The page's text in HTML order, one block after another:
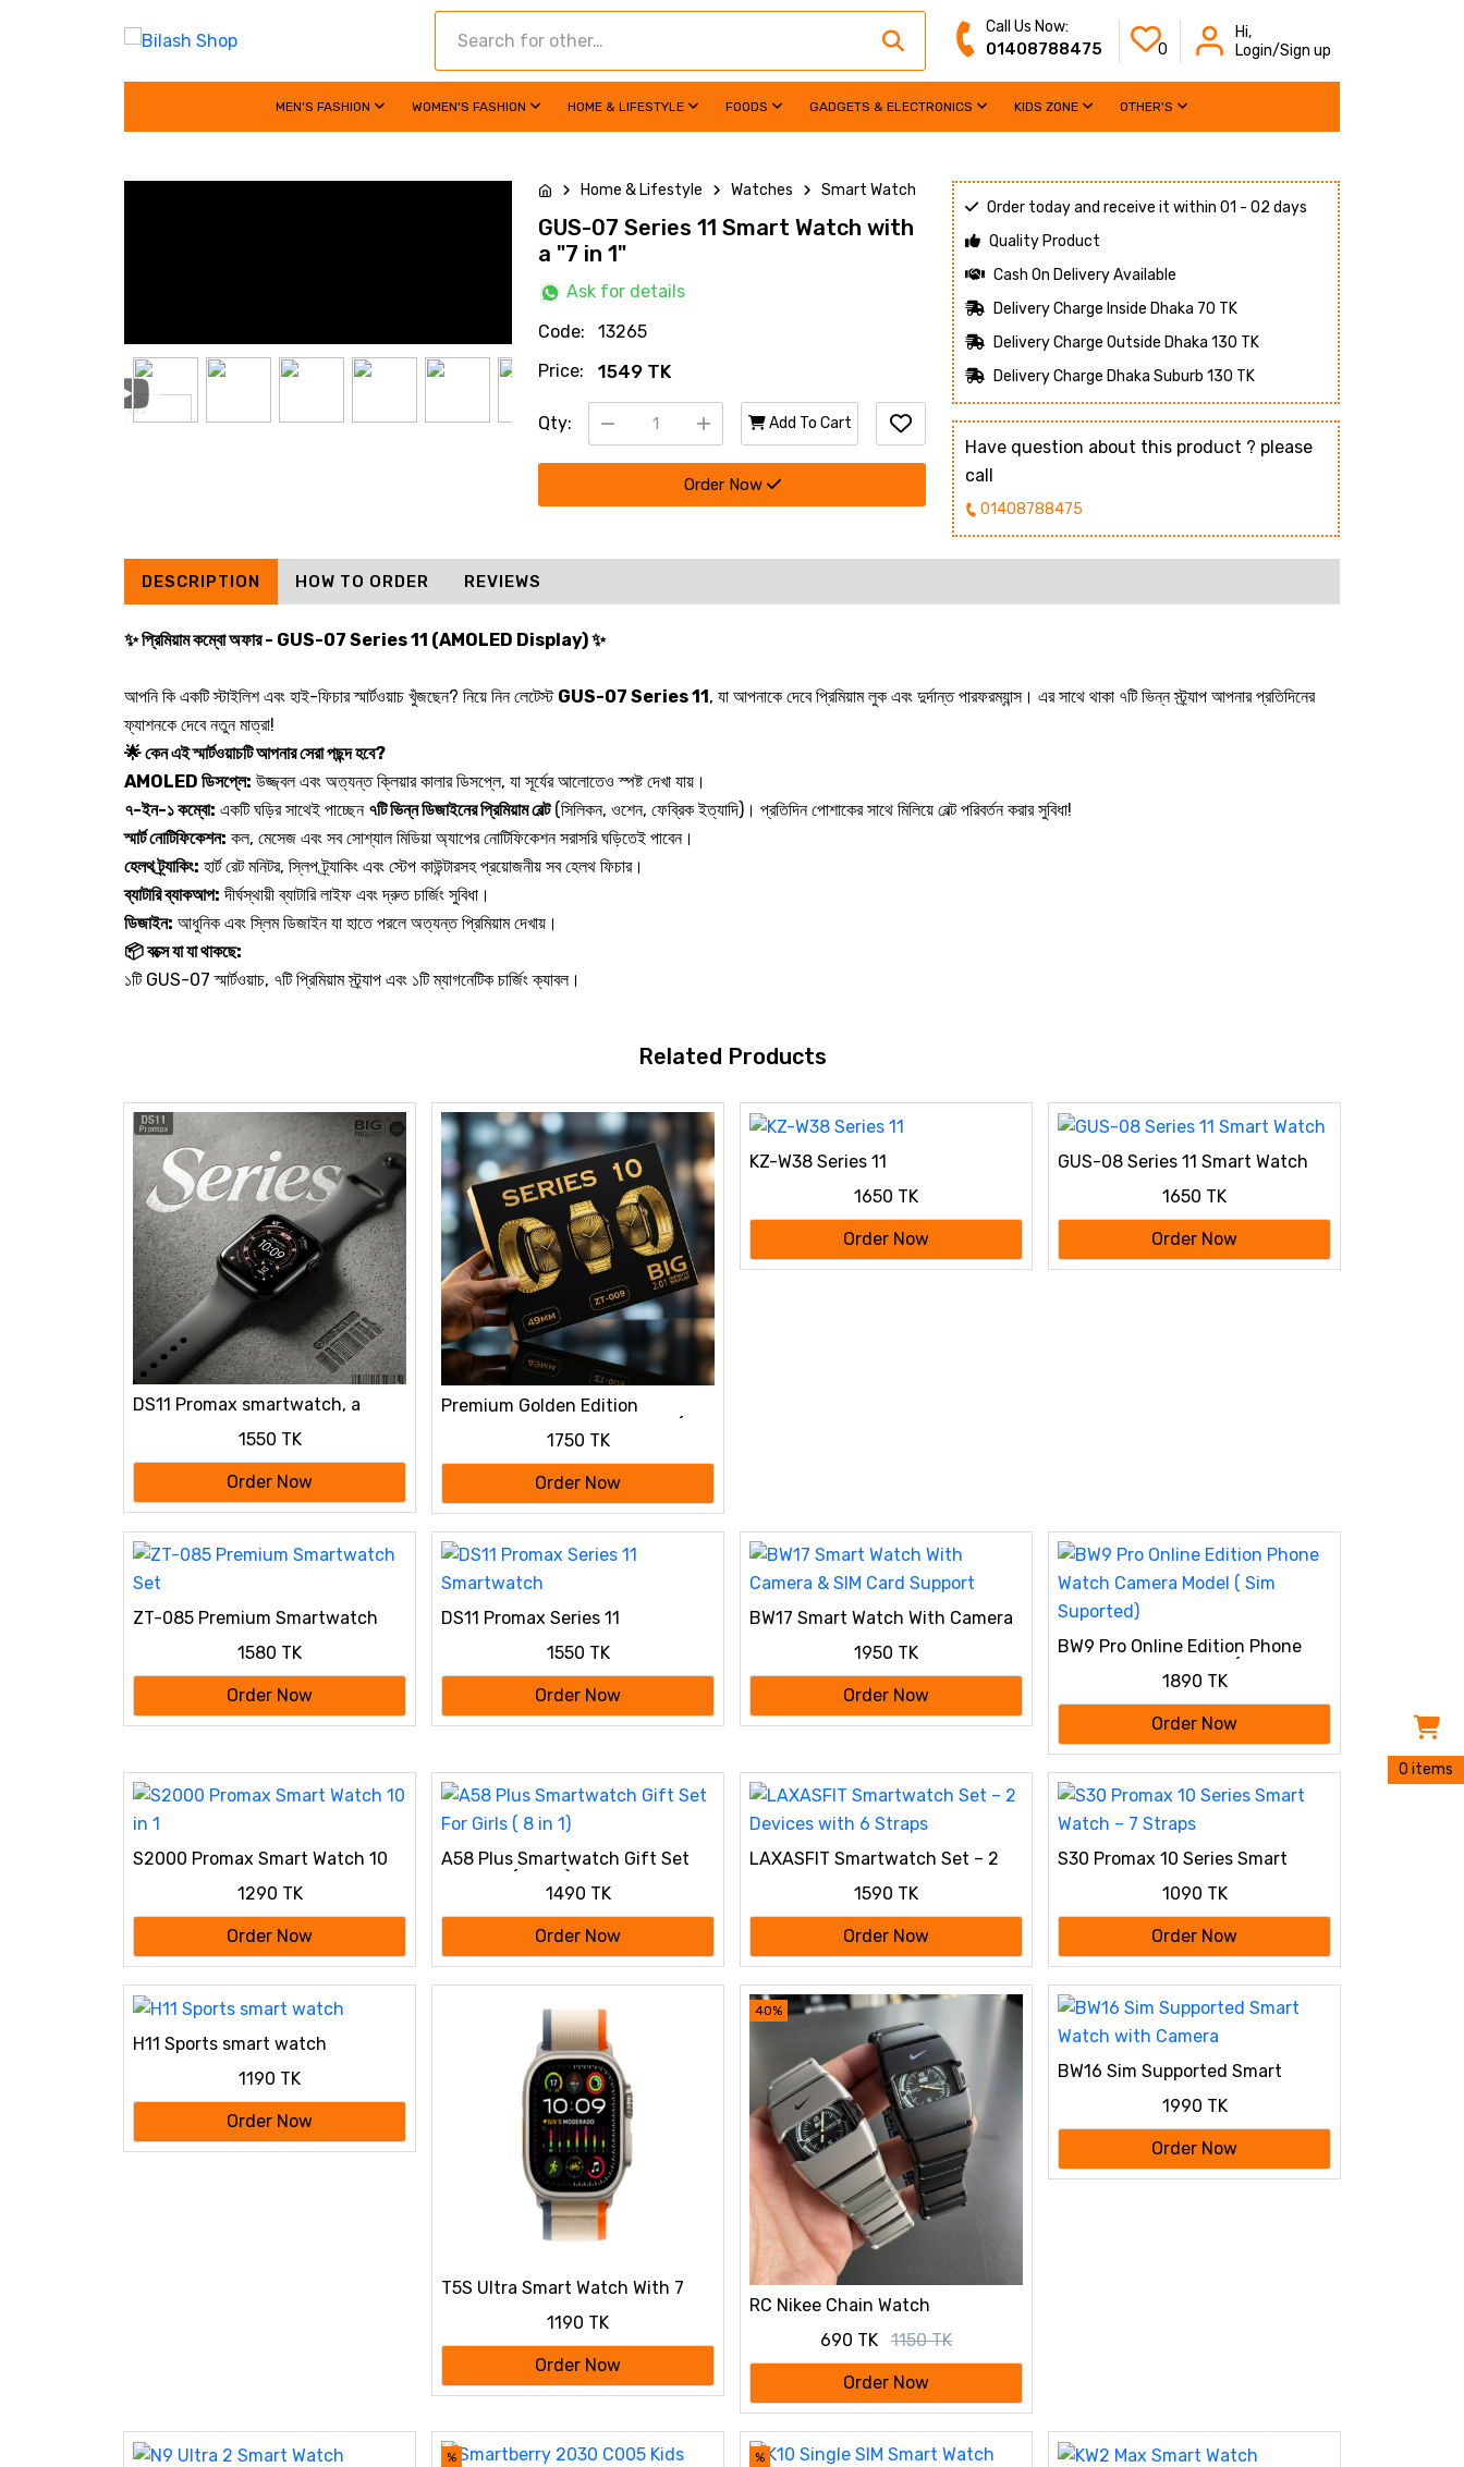
Call Us Now:
01408788475 0
Hi,
Login/Sign up
MEN'S FASHION WOMEN'S FASHION HOME & LIFESTYLE FOODS GADGETS & ELECTRONICS KIDS ZONE OTHER'S
Home & Lifestyle Watches Smart Watch
GUS-07 Series 11 Smart Watch with
a "7 in 1"
Ask for details
Code:
13265
Price:
1549 TK
Qty: Add To Cart
Order Now
Order today and receive it within 01 - 02 days
Quality Product
Cash On Delivery Available
Delivery Charge Inside Dhaka 70 TK
Delivery Charge Outside Dhaka 130 TK
Delivery Charge Dhaka Suburb 130 TK
Have question about this product ? please
call
01408788475
DESCRIPTION HOW TO ORDER REVIEWS
✨ প্রিমিয়াম কম্বো অফার - GUS-07 Series 11 (AMOLED Display) ✨
আপনি কি একটি স্টাইলিশ এবং হাই-ফিচার স্মার্টওয়াচ খুঁজছেন? নিয়ে নিন লেটেস্ট GUS-07 Series 11, যা আপনাকে দেবে প্রিমিয়াম লুক এবং দুর্দান্ত পারফরম্যান্স। এর সাথে থাকা ৭টি ভিন্ন স্ট্র্যাপ আপনার প্রতিদিনের
ফ্যাশনকে দেবে নতুন মাত্রা!
🌟 কেন এই স্মার্টওয়াচটি আপনার সেরা পছন্দ হবে?
AMOLED ডিসপ্লে: উজ্জ্বল এবং অত্যন্ত ক্লিয়ার কালার ডিসপ্লে, যা সূর্যের আলোতেও স্পষ্ট দেখা যায়।
৭-ইন-১ কম্বো: একটি ঘড়ির সাথেই পাচ্ছেন ৭টি ভিন্ন ডিজাইনের প্রিমিয়াম বেল্ট(সিলিকন, ওশেন, ফেব্রিক ইত্যাদি)। প্রতিদিন পোশাকের সাথে মিলিয়ে বেল্ট পরিবর্তন করার সুবিধা!
স্মার্ট নোটিফিকেশন: কল, মেসেজ এবং সব সোশ্যাল মিডিয়া অ্যাপের নোটিফিকেশন সরাসরি ঘড়িতেই পাবেন।
হেলথ ট্র্যাকিং: হার্ট রেট মনিটর, স্লিপ ট্র্যাকিং এবং স্টেপ কাউন্টারসহ প্রয়োজনীয় সব হেলথ ফিচার।
ব্যাটারি ব্যাকআপ: দীর্ঘস্থায়ী ব্যাটারি লাইফ এবং দ্রুত চার্জিং সুবিধা।
ডিজাইন: আধুনিক এবং স্লিম ডিজাইন যা হাতে পরলে অত্যন্ত প্রিমিয়াম দেখায়।
📦 বক্সে যা যা থাকছে:
১টি GUS-07 স্মার্টওয়াচ, ৭টি প্রিমিয়াম স্ট্র্যাপ এবং ১টি ম্যাগনেটিক চার্জিং ক্যাবল।
Related Products
DS11 Promax smartwatch, a
1550 TK
Order Now
Premium Golden Edition
Smartwatch Sale - Series 10 (ZT-
1750 TK
Order Now
KZ-W38 Series 11
1650 TK
Order Now
GUS-08 Series 11 Smart Watch
1650 TK
Order Now
ZT-085 Premium Smartwatch
1580 TK
Order Now
DS11 Promax Series 11
1550 TK
Order Now
BW17 Smart Watch With Camera
1950 TK
Order Now
BW9 Pro Online Edition Phone
Watch Camera Model ( Sim
1890 TK
Order Now
S2000 Promax Smart Watch 10
1290 TK
Order Now
A58 Plus Smartwatch Gift Set
For Girls ( 8 in 1)
1490 TK
Order Now
LAXASFIT Smartwatch Set – 2
1590 TK
Order Now
S30 Promax 10 Series Smart
1090 TK
Order Now
H11 Sports smart watch
1190 TK
Order Now
T5S Ultra Smart Watch With 7
1190 TK
Order Now
40%
RC Nikee Chain Watch
690 TK
1150 TK
Order Now
BW16 Sim Supported Smart
1990 TK
Order Now
% %
0 items